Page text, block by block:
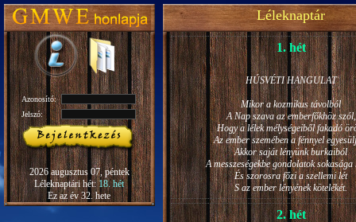
Azonosító:
Jelszó:
2026 augusztus 07, péntek
Léleknaptári hét:18. hét
Ez az év 32. hete
Léleknaptár
1. hét
HÚSVÉTI HANGULAT
Mikor a kozmikus távolból
A Nap szava az emberfőkhöz szól,
Hogy a lélek mélységeiből fakadó
Az ember szemében a fénnyel
Akkor saját lényünk burkaiból
A messzeségekbe gondolatok sokasága
És szorosra főzi a szellemi lét
S az ember lényének kötelékét.
2. hét